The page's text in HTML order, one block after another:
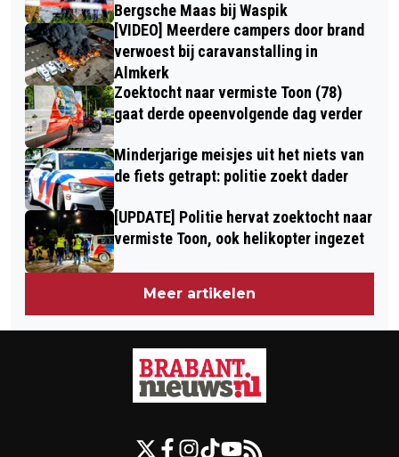
Bergsche Maas bij Waspik
[VIDEO] Meerdere campers door brand
verwoest bij caravanstalling in
Almkerk
Zoektocht naar vermiste Toon (78)
gaat derde opeenvolgende dag verder
Minderjarige meisjes uit het niets van
de fiets getrapt: politie zoekt dader
[UPDATE] Politie hervat zoektocht naar
vermiste Toon, ook helikopter ingezet
Meer artikelen